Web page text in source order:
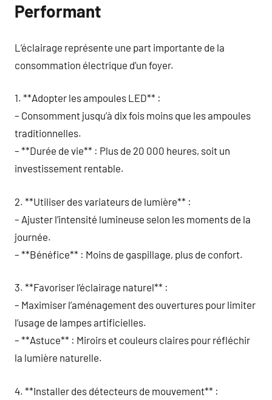
Performant
L’éclairage représente une part importante de la
consommation électrique d’un foyer.
1. **Adopter les ampoules LED** :
– Consomment jusqu’à dix fois moins que les ampoules
traditionnelles.
– **Durée de vie** : Plus de 20 000 heures, soit un
investissement rentable.
2. **Utiliser des variateurs de lumière** :
– Ajuster l’intensité lumineuse selon les moments de la
journée.
– **Bénéfice** : Moins de gaspillage, plus de confort.
3. **Favoriser l’éclairage naturel** :
– Maximiser l’aménagement des ouvertures pour limiter
l’usage de lampes artificielles.
– **Astuce** : Miroirs et couleurs claires pour réfléchir
la lumière naturelle.
4. **Installer des détecteurs de mouvement** :